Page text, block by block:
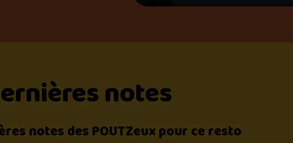
notes
notes des POUTZeux pour ce resto